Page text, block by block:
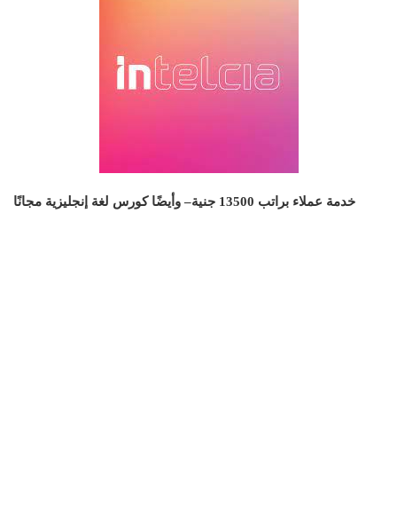
خدمة عملاء براتب 13500 جنية– وأيضًا كورس لغة إنجليزية مجانًا